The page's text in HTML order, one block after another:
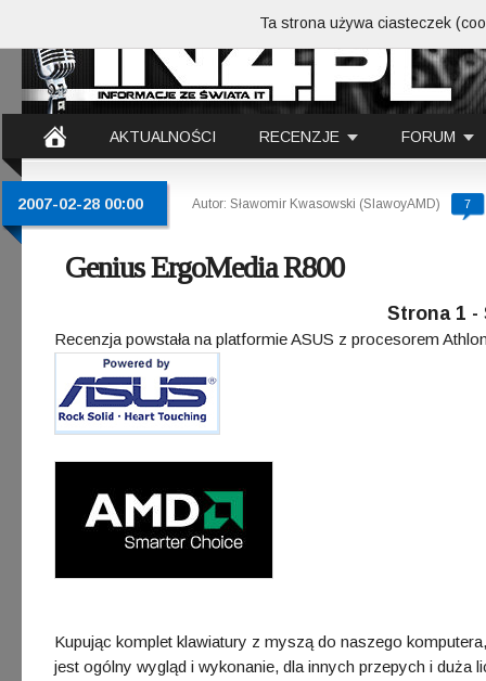
AKTUALNOŚCI RECENZJE FORUM
2007-02-28 00:00 Autor: Sławomir Kwasowski (SlawoyAMD) 7
Genius ErgoMedia R800
Strona 1 -
Recenzja powstała na platformie ASUS z procesorem
Kupując komplet klawiatury z myszą do naszego
jest ogólny wygląd i wykonanie, dla innych przepych i duża
Ta strona używa ciasteczek